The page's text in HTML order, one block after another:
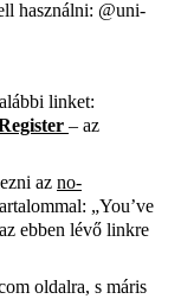
használni: @uni-
linket:
– az
az no-
„You’ve
ebben lévő linkre
oldalra, s máris